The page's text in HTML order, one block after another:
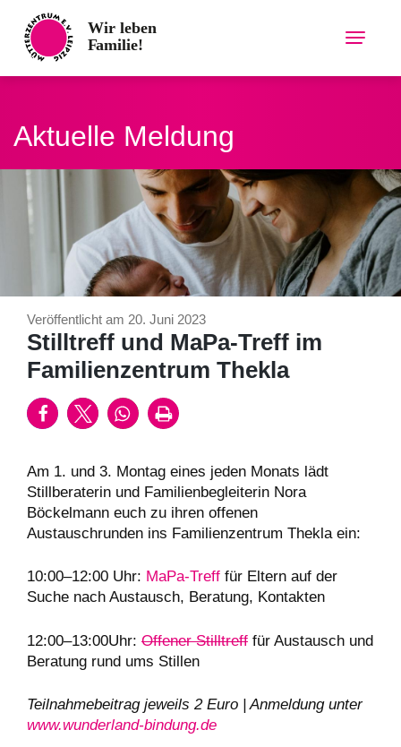
content
Aktuelle Meldung
Veröffentlicht am 20. Juni 2023
Stilltreff und MaPa-Treff im
Familienzentrum Thekla
Am 1. und 3. Montag eines jeden Monats lädt
Stillberaterin und Familienbegleiterin Nora
Böckelmann euch zu ihren offenen
Austauschrunden ins Familienzentrum Thekla ein:
10:00–12:00 Uhr: MaPa-Treff für Eltern auf der
Suche nach Austausch, Beratung, Kontakten
12:00–13:00Uhr: Offener Stilltreff für Austausch und
Beratung rund ums Stillen
Teilnahmebeitrag jeweils 2 Euro | Anmeldung unter
www.wunderland-bindung.de